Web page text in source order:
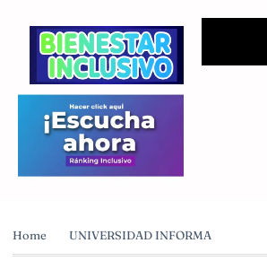
Home UNIVERSIDAD INFORMA